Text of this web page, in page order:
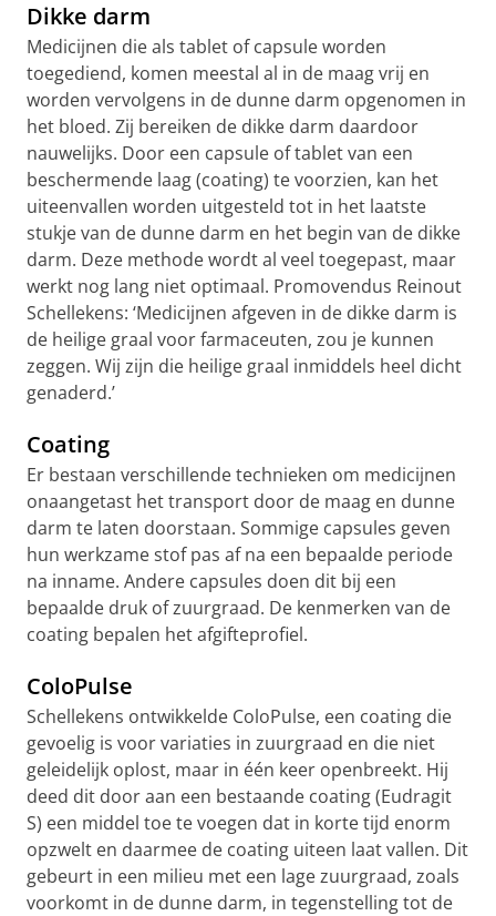
Dikke darm
Medicijnen die als tablet of capsule worden
toegediend, komen meestal al in de maag vrij en
worden vervolgens in de dunne darm opgenomen in
het bloed. Zij bereiken de dikke darm daardoor
nauwelijks. Door een capsule of tablet van een
beschermende laag (coating) te voorzien, kan het
uiteenvallen worden uitgesteld tot in het laatste
stukje van de dunne darm en het begin van de dikke
darm. Deze methode wordt al veel toegepast, maar
werkt nog lang niet optimaal. Promovendus Reinout
Schellekens: ‘Medicijnen afgeven in de dikke darm is
de heilige graal voor farmaceuten, zou je kunnen
zeggen. Wij zijn die heilige graal inmiddels heel dicht
genaderd.’
Coating
Er bestaan verschillende technieken om medicijnen
onaangetast het transport door de maag en dunne
darm te laten doorstaan. Sommige capsules geven
hun werkzame stof pas af na een bepaalde periode
na inname. Andere capsules doen dit bij een
bepaalde druk of zuurgraad. De kenmerken van de
coating bepalen het afgifteprofiel.
ColoPulse
Schellekens ontwikkelde ColoPulse, een coating die
gevoelig is voor variaties in zuurgraad en die niet
geleidelijk oplost, maar in één keer openbreekt. Hij
deed dit door aan een bestaande coating (Eudragit
S) een middel toe te voegen dat in korte tijd enorm
opzwelt en daarmee de coating uiteen laat vallen. Dit
gebeurt in een milieu met een lage zuurgraad, zoals
voorkomt in de dunne darm, in tegenstelling tot de